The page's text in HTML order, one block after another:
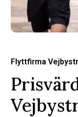
Flyttfirma